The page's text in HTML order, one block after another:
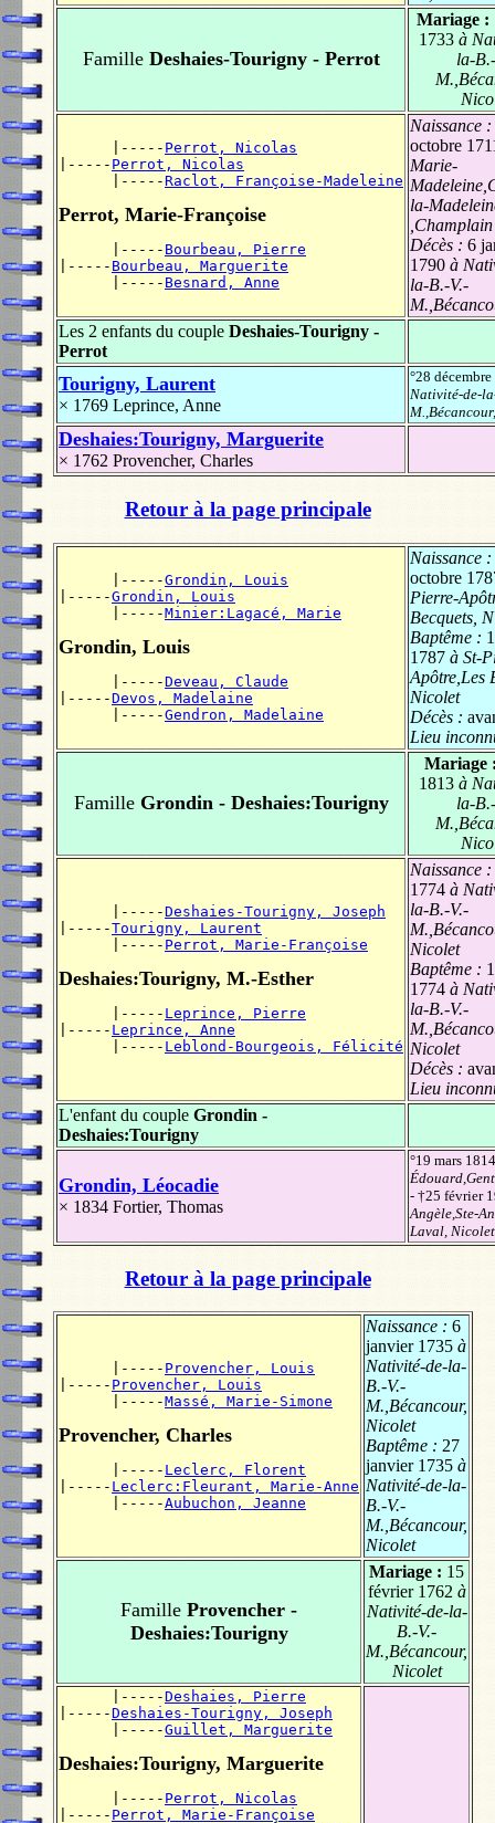
FamilleDeshaies-Tourigny - Perrot
Mariage :
1733à
la-
      |-----
Perrot, Nicolas
|----- Perrot, Nicolas
      |-----
Raclot, Françoise-Madeleine
Perrot, Marie-Françoise
      |-----
Bourbeau, Pierre
|----- Bourbeau, Marguerite
      |-----
Besnard, Anne
Naissance :
octobre
Marie-
la-
,Champlain
Décès : 6
1790 à
la-B.-V.-
Les 2 enfants du couple Deshaies-Tourigny -
Perrot
Tourigny, Laurent
× 1769 Leprince, Anne
°28
Nativité-de-
Deshaies:Tourigny, Marguerite
× 1762 Provencher, Charles
Retour à la page principale
      |-----
Grondin, Louis
|-----Grondin, Louis
      |-----
Minier:Lagacé, Marie
Grondin, Louis
      |-----
Deveau, Claude
|-----Devos, Madelaine
      |-----
Gendron, Madelaine
Naissance :
octobre
Pierre-
Becquets,
Baptême :
1787 à St-
Apôtre,Les
Nicolet
Décès :
Lieu
FamilleGrondin - Deshaies:Tourigny
Mariage
1813à
la-
      |-----
Deshaies-Tourigny, Joseph
|-----Tourigny, Laurent
      |-----
Perrot, Marie-Françoise
Deshaies:Tourigny, M.-Esther
      |-----
Leprince, Pierre
|----- Leprince, Anne
      |-----
Leblond-Bourgeois, Félicité
Naissance :
1774 à
la-B.-V.-
Nicolet
Baptême :
1774 à
la-B.-V.-
Nicolet
Décès :
Lieu
L'enfant du couple Grondin -
Deshaies:Tourigny
Grondin, Léocadie
× 1834 Fortier, Thomas
°19 mars
- †25 février
Angèle,Ste-
Laval, Nicolet
Retour à la page principale
      |-----
Provencher, Louis
|----- Provencher, Louis
      |-----
Massé, Marie-Simone
Provencher, Charles
      |-----
Leclerc, Florent
|----- Leclerc:Fleurant, Marie-Anne
      |-----
Aubuchon, Jeanne
Naissance : 6
janvier 1735 à
Nativité-de-la-
B.-V.-
M.,Bécancour,
Nicolet
Baptême : 27
janvier 1735 à
Nativité-de-la-
B.-V.-
M.,Bécancour,
Nicolet
Famille Provencher -
Deshaies:Tourigny
Mariage : 15
février 1762 à
Nativité-de-la-
B.-V.-
M.,Bécancour,
Nicolet
      |-----
Deshaies, Pierre
|-----Deshaies-Tourigny, Joseph
      |-----
Guillet, Marguerite
Deshaies:Tourigny, Marguerite
      |-----
Perrot, Nicolas
|----- Perrot, Marie-Françoise